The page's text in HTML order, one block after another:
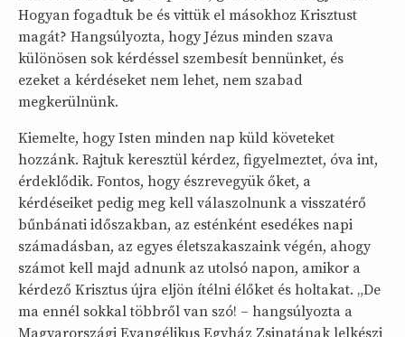
Hogyan fogadtuk be és vittük el másokhoz Krisztust
magát? Hangsúlyozta, hogy Jézus minden szava
különösen sok kérdéssel szembesít bennünket, és
ezeket a kérdéseket nem lehet, nem szabad
megkerülnünk.
Kiemelte, hogy Isten minden nap küld követeket
hozzánk. Rajtuk keresztül kérdez, figyelmeztet, óva int,
érdeklődik. Fontos, hogy észrevegyük őket, a
kérdéseiket pedig meg kell válaszolnunk a visszatérő
bűnbánati időszakban, az esténként esedékes napi
számadásban, az egyes életszakaszaink végén, ahogy
számot kell majd adnunk az utolsó napon, amikor a
kérdező Krisztus újra eljön ítélni élőket és holtakat. „De
ma ennél sokkal többről van szó! – hangsúlyozta a